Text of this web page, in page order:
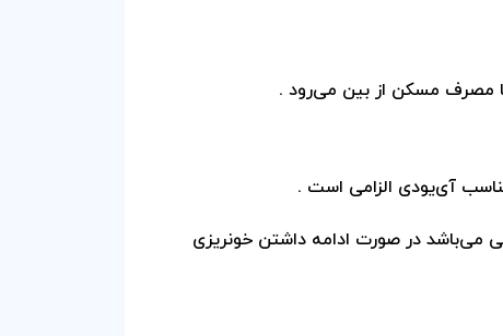
مصرف مسکن از بین می‌رود .
آی‌یو‌دی الزامی است .
می‌باشد در صورت ادامه داشتن خونریزی